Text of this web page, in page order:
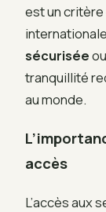
est un
sécurisée
tranquillité
au monde.
accès
L’accès aux